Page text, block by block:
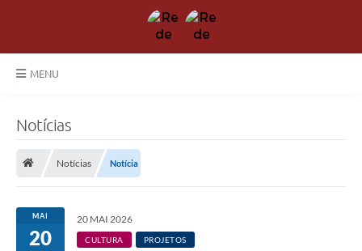
MENU
Secretarias
Notícias
Notícias Notícia
MAI
20
20 MAI 2026
CULTURA PROJETOS